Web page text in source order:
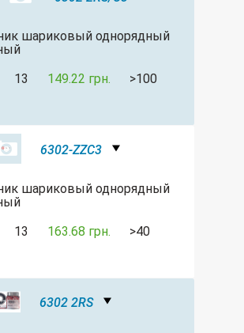
шариковый однорядный
13 149.22 грн. >100
6302-ZZC3
шариковый однорядный
13 163.68 грн. >40
6302 2RS